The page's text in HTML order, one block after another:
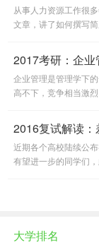
从事人力资源工作很
文章，讲了如何撰写
2017考研：企
企业管理是管理学下
高不下，竞争相当激
2016复试解读
近期各个高校陆续公
有望进一步的同学们
大学排名